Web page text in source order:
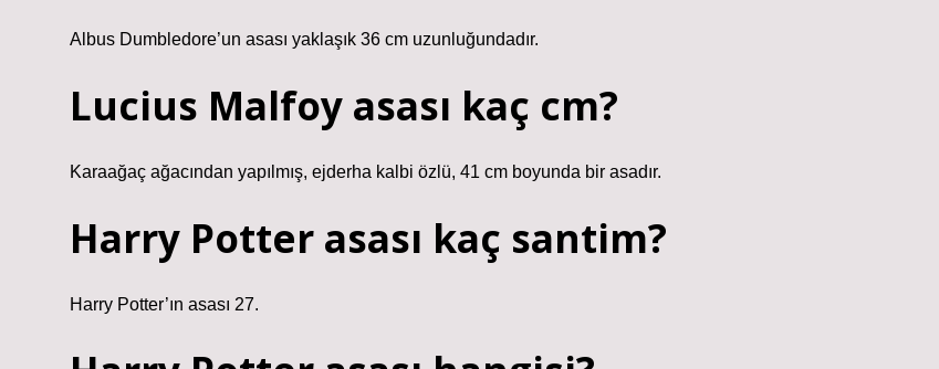
Albus Dumbledore’un asası yaklaşık 36 cm uzunluğundadır.
Lucius Malfoy asası kaç cm?
Karaağaç ağacından yapılmış, ejderha kalbi özlü, 41 cm boyunda bir asadır.
Harry Potter asası kaç santim?
Harry Potter’ın asası 27.